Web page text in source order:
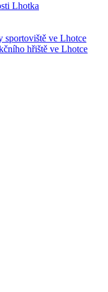
Lhotka
sportoviště ve Lhotce
hřiště ve Lhotce